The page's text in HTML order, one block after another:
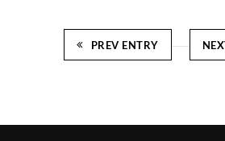
PREV ENTRY